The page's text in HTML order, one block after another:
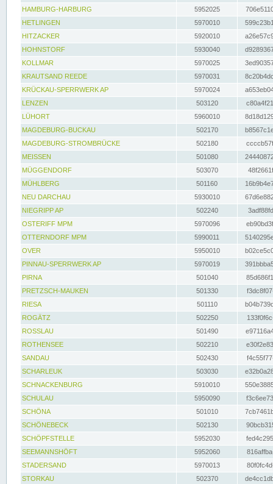
HAMBURG-HARBURG
5952025
HETLINGEN
5970010
HITZACKER
5920010
HOHNSTORF
5930040
KOLLMAR
5970025
KRAUTSAND REEDE
5970031
KRÜCKAU-SPERRWERK AP
5970024
LENZEN
503120
LÜHORT
5960010
MAGDEBURG-BUCKAU
502170
MAGDEBURG-STROMBRÜCKE
502180
MEISSEN
501080
MÜGGENDORF
503070
MÜHLBERG
501160
NEU DARCHAU
5930010
NIEGRIPP AP
502240
OSTERIFF MPM
5970096
OTTERNDORF MPM
5990011
OVER
5950010
PINNAU-SPERRWERK AP
5970019
PIRNA
501040
PRETZSCH-MAUKEN
501330
RIESA
501110
ROGÄTZ
502250
ROSSLAU
501490
ROTHENSEE
502210
SANDAU
502430
SCHARLEUK
503030
SCHNACKENBURG
5910010
SCHULAU
5950090
SCHÖNA
501010
SCHÖNEBECK
502130
SCHÖPFSTELLE
5952030
SEEMANNSHÖFT
5952060
STADERSAND
5970013
STORKAU
502370